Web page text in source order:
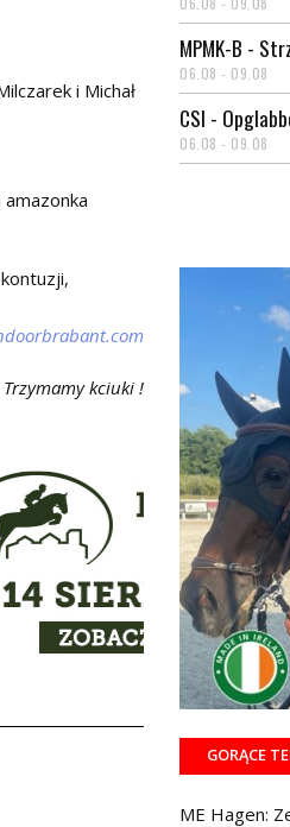
i Michał
Trzymamy kciuki !
MPMK-B -
06.08 - 09.08
CSI -
06.08 - 09.08
GORĄCE
ME Hagen: